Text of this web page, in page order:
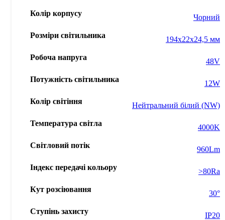
Колір корпусу Чорний
Розміри світильника 194x22x24,5 мм
Робоча напруга 48V
Потужність світильника 12W
Колір світіння Нейтральний білий (NW)
Температура світла 4000K
Світловий потік 960Lm
Індекс передачі кольору >80Ra
Кут розсіювання 30°
Ступінь захисту IP20